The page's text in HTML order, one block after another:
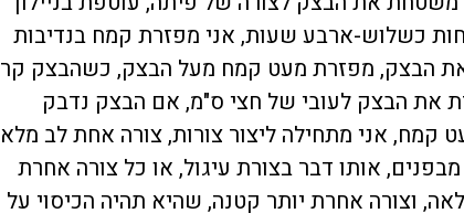
כשלוש-ארבע שעות, אני מפזרת קמח בנדיבות
הבצק, מפזרת מעט קמח מעל הבצק, כשהבצק קר
את הבצק לעובי של חצי ס"מ, אם הבצק נדבק
קמח, אני מתחילה ליצור צורות, צורה אחת לב מלא
אותו דבר בצורת עיגול, או כל צורה אחרת
וצורה אחרת יותר קטנה, שהיא תהיה הכיסוי על